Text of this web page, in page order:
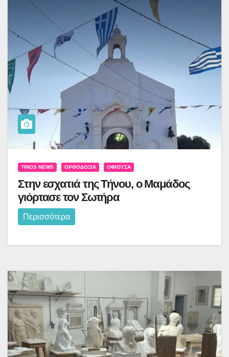
TINOS NEWS ΟΡΘΟΔΟΞΊΑ ΟΦΙΟΎΣΑ
Στην εσχατιά της Τήνου, ο Μαμάδος
γιόρτασε τον Σωτήρα
Περισσότερα